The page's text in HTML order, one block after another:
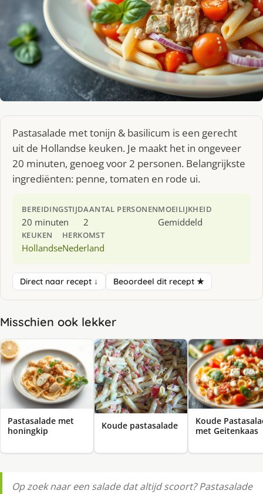
Pastasalade met tonijn & basilicum is een gerecht
uit de Hollandse keuken. Je maakt het in ongeveer
20 minuten, genoeg voor 2 personen. Belangrijkste
ingrediënten: penne, tomaten en rode ui.
BEREIDINGSTIJD
20 minuten
AANTAL PERSONEN
2
MOEILIJKHEID
Gemiddeld
KEUKEN
Hollandse
HERKOMST
Nederland
Direct naar recept ↓ Beoordeel dit recept ★
Misschien ook lekker
Pastasalade met
honingkip
Koude pastasalade
Koude
met Geitenkaas
Op zoek naar een salade dat altijd scoort? Pastasalade